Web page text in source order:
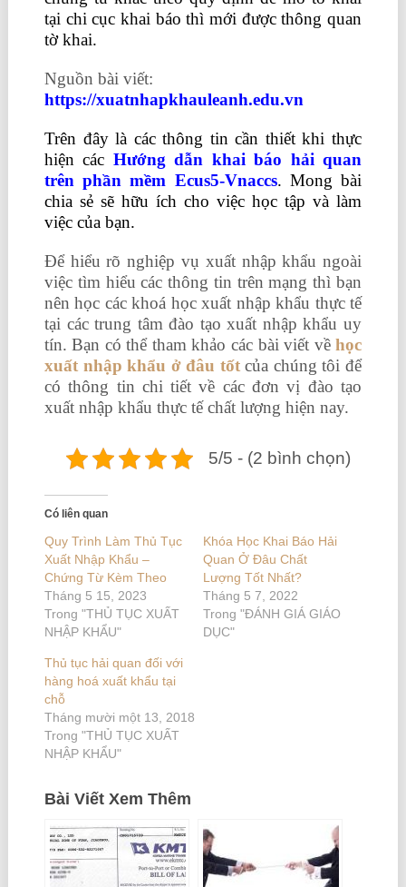
tại chi cục khai báo thì mới được thông quan
tờ khai.
Nguồn bài viết:
https://xuatnhapkhauleanh.edu.vn
Trên đây là các thông tin cần thiết khi thực
hiện các Hướng dẫn khai báo hải quan
trên phần mềm Ecus5-Vnaccs. Mong bài
chia sẻ sẽ hữu ích cho việc học tập và làm
việc của bạn.
Để hiểu rõ nghiệp vụ xuất nhập khẩu ngoài
việc tìm hiểu các thông tin trên mạng thì bạn
nên học các khoá học xuất nhập khẩu thực tế
tại các trung tâm đào tạo xuất nhập khẩu uy
tín. Bạn có thể tham khảo các bài viết vềhọc
xuất nhập khẩu ở đâu tốtcủa chúng tôi để
có thông tin chi tiết về các đơn vị đào tạo
xuất nhập khẩu thực tế chất lượng hiện nay.
5/5 - (2 bình chọn)
Có liên quan
Quy Trình Làm Thủ Tục
Xuất Nhập Khẩu –
Chứng Từ Kèm Theo
Tháng 5 15, 2023
Trong "THỦ TỤC XUẤT
NHẬP KHẨU"
Khóa Học Khai Báo Hải
Quan Ở Đâu Chất
Lượng Tốt Nhất?
Tháng 5 7, 2022
Trong "ĐÁNH GIÁ GIÁO
DỤC"
Thủ tục hải quan đối với
hàng hoá xuất khẩu tại
chỗ
Tháng mười một 13, 2018
Trong "THỦ TỤC XUẤT
NHẬP KHẨU"
Bài Viết Xem Thêm